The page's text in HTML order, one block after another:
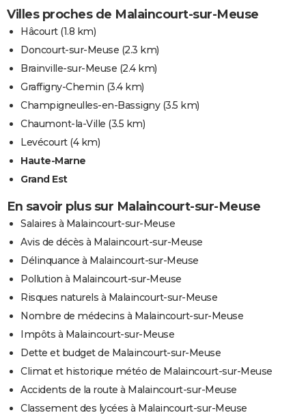
Villes proches de Malaincourt-sur-Meuse
Hâcourt(1.8 km)
Doncourt-sur-Meuse (2.3 km)
Brainville-sur-Meuse (2.4 km)
Graffigny-Chemin (3.4 km)
Champigneulles-en-Bassigny(3.5 km)
Chaumont-la-Ville (3.5 km)
Levécourt(4 km)
Haute-Marne
Grand Est
En savoir plus sur Malaincourt-sur-Meuse
Salaires à Malaincourt-sur-Meuse
Avis de décès à Malaincourt-sur-Meuse
Délinquance à Malaincourt-sur-Meuse
Pollution à Malaincourt-sur-Meuse
Risques naturels à Malaincourt-sur-Meuse
Nombre de médecins à Malaincourt-sur-Meuse
Impôts à Malaincourt-sur-Meuse
Dette et budget de Malaincourt-sur-Meuse
Climat et historique météo de Malaincourt-sur-Meuse
Accidents de la route à Malaincourt-sur-Meuse
Classement des lycées à Malaincourt-sur-Meuse